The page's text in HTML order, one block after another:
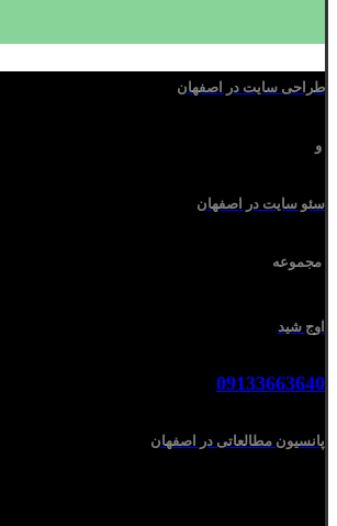
طراحی سایت در اصفهان
و
سئو سایت در اصفهان
مجموعه
اوج شید
09133663640
پانسیون مطالعاتی در اصفهان